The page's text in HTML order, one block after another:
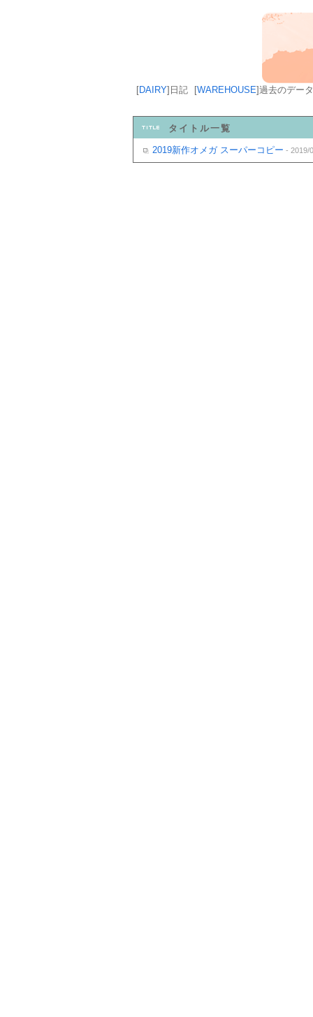
[DAIRY] 日記 [WAREHOUSE]過去のデータ
タイトル一覧
2019新作オメガ スーパーコピー - 2019/